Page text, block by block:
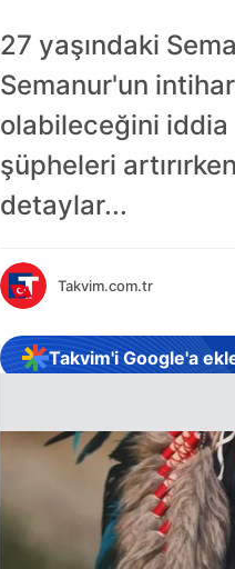
27 yaşındaki
Semanur'un
olabileceğini iddia
şüpheleri
detaylar...
Takvim.com.tr
Takvim'i Google'a